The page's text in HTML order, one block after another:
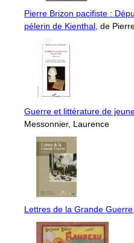
Pierre Brizon pacifiste :
pélerin de Kienthal , de
Guerre et littérature de
Messonnier, Laurence
Lettres de la Grande Guerre